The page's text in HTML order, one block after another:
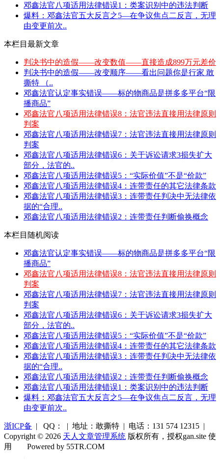
邓鑫法官八项适用法律错误1：类案识别中的违法判断
爆料：邓鑫法官五大反言之5—在争议焦点二反言，无理
由变更前次..
本栏目最新文章
判决书中的造假——改变数值——直接造成899万元差价
判决书中的造假——改变顺序——看出问题你是行家 敢
撕特 （..
邓鑫法官认定事实错误——标的物商品是拼多多平台“限
播商品”
邓鑫法官八项适用法律错误8：法官违法直接用法律原则
判案
邓鑫法官八项适用法律错误7：法官违法直接用法律原则
判案
邓鑫法官八项适用法律错误6：关于诉讼请求3损失扩大
部分，法官的..
邓鑫法官八项适用法律错误5：“实际价值”不是“价款”
邓鑫法官八项适用法律错误4：连带责任的其它法律条款
邓鑫法官八项适用法律错误3：连带责任判决中无法律依
据的“合理..
邓鑫法官八项适用法律错误2：连带责任判断偷换概念
本栏目随机阅读
邓鑫法官认定事实错误——标的物商品是拼多多平台“限
播商品”
邓鑫法官八项适用法律错误8：法官违法直接用法律原则
判案
邓鑫法官八项适用法律错误7：法官违法直接用法律原则
判案
邓鑫法官八项适用法律错误6：关于诉讼请求3损失扩大
部分，法官的..
邓鑫法官八项适用法律错误5：“实际价值”不是“价款”
邓鑫法官八项适用法律错误4：连带责任的其它法律条款
邓鑫法官八项适用法律错误3：连带责任判决中无法律依
据的“合理..
邓鑫法官八项适用法律错误2：连带责任判断偷换概念
邓鑫法官八项适用法律错误1：类案识别中的违法判断
爆料：邓鑫法官五大反言之5—在争议焦点二反言，无理
由变更前次..
浙ICP备 | QQ： | 地址：敢撕特 | 电话：131 574 12315 |
Copyright © 2026 天人文章管理系统 版权所有，授权gan.site 使
用
Powered by 55TR.COM